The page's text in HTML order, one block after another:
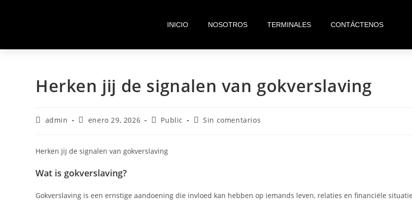
INICIO NOSOTROS TERMINALES CONTÁCTENOS
Herken jij de signalen van gokverslaving
admin enero 29, 2026 Public Sin comentarios
Herken jij de signalen van gokverslaving
Wat is gokverslaving?
Gokverslaving is een ernstige aandoening die invloed kan hebben op iemands leven, relaties en financiële